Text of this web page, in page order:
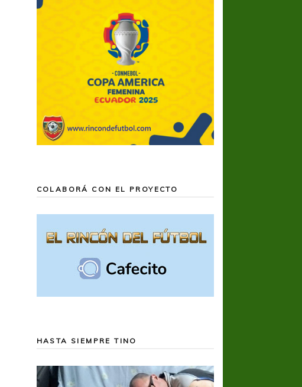
COLABORÁ CON EL PROYECTO
HASTA SIEMPRE TINO